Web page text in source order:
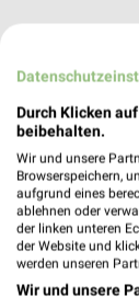
Durch Klicken
beibehalten.
Wir und unsere
Browserspeichern,
aufgrund eines
ablehnen oder
der linken unteren
der Website und
werden unseren
Wir und unsere